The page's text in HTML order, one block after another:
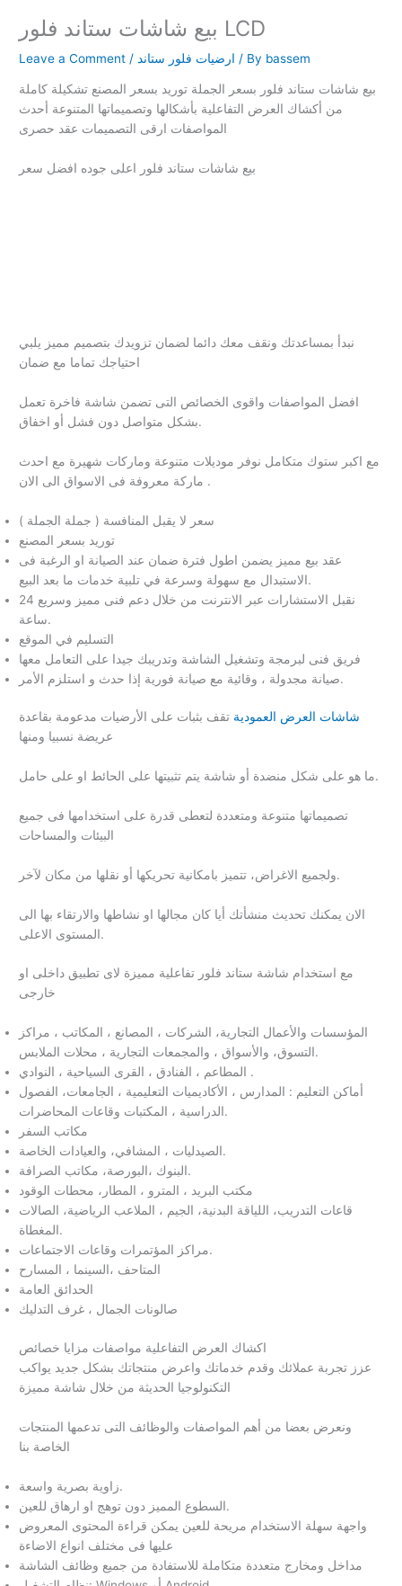
بيع شاشات ستاند فلور LCD
Leave a Comment / ارضيات فلور ستاند / By bassem
بيع شاشات ستاند فلور بسعر الجملة توريد بسعر المصنع تشكيلة كاملة
من أكشاك العرض التفاعلية بأشكالها وتصميماتها المتنوعة أحدث
المواصفات ارقى التصميمات عقد حصرى
بيع شاشات ستاند فلور اعلى جوده افضل سعر
نبدأ بمساعدتك ونقف معك دائما لضمان تزويدك بتصميم مميز يلبي
احتياجك تماما مع ضمان
افضل المواصفات واقوى الخصائص التى تضمن شاشة فاخرة تعمل
بشكل متواصل دون فشل أو اخفاق.
مع اكبر ستوك متكامل نوفر موديلات متنوعة وماركات شهيرة مع احدث
ماركة معروفة فى الاسواق الى الان .
سعر لا يقبل المنافسة ( جملة الجملة )
توريد بسعر المصنع
عقد بيع مميز يضمن اطول فترة ضمان عند الصيانة او الرغبة فى
الاستبدال مع سهولة وسرعة في تلبية خدمات ما بعد البيع.
نقبل الاستشارات عبر الانترنت من خلال دعم فنى مميز وسريع 24
ساعة.
التسليم في الموقع
فريق فنى لبرمجة وتشغيل الشاشة وتدريبك جيدا على التعامل معها
صيانة مجدولة ، وقائية مع صيانة فورية إذا حدث و استلزم الأمر.
شاشات العرض العمودية تقف بثبات على الأرضيات مدعومة بقاعدة
عريضة نسبيا ومنها
ما هو على شكل منضدة أو شاشة يتم تثبيتها على الحائط او على حامل.
تصميماتها متنوعة ومتعددة لتعطى قدرة على استخدامها فى جميع
البيئات والمساحات
ولجميع الاغراض، تتميز بامكانية تحريكها أو نقلها من مكان لآخر.
الان يمكنك تحديث منشأتك أيا كان مجالها او نشاطها والارتقاء بها الى
المستوى الاعلى.
مع استخدام شاشة ستاند فلور تفاعلية مميزة لاى تطبيق داخلى او
خارجى
المؤسسات والأعمال التجارية، الشركات ، المصانع ، المكاتب ، مراكز
التسوق، والأسواق ، والمجمعات التجارية ، محلات الملابس.
المطاعم ، الفنادق ، القرى السياحية ، النوادي .
أماكن التعليم : المدارس ، الأكاديميات التعليمية ، الجامعات، الفصول
الدراسية ، المكتبات وقاعات المحاضرات.
مكاتب السفر
الصيدليات ، المشافي، والعيادات الخاصة.
البنوك ،البورصة، مكاتب الصرافة.
مكتب البريد ، المترو ، المطار، محطات الوقود
قاعات التدريب، اللياقة البدنية، الجيم ، الملاعب الرياضية، الصالات
المغطاة.
مراكز المؤتمرات وقاعات الاجتماعات.
المتاحف ،السينما ، المسارح
الحدائق العامة
صالونات الجمال ، غرف التدليك
اكشاك العرض التفاعلية مواصفات مزايا خصائص
عزز تجربة عملائك وقدم خدماتك واعرض منتجاتك بشكل جديد يواكب
التكنولوجيا الحديثة من خلال شاشة مميزة
ونعرض بعضا من أهم المواصفات والوظائف التى تدعمها المنتجات
الخاصة بنا
زاوية بصرية واسعة.
السطوع المميز دون توهج او ارهاق للعين.
واجهة سهلة الاستخدام مريحة للعين يمكن قراءة المحتوى المعروض
عليها فى مختلف انواع الاضاءة
مداخل ومخارج متعددة متكاملة للاستفادة من جميع وظائف الشاشة